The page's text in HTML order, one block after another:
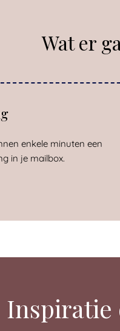
Wat er
enkele minuten een
in je mailbox.
Inspiratie